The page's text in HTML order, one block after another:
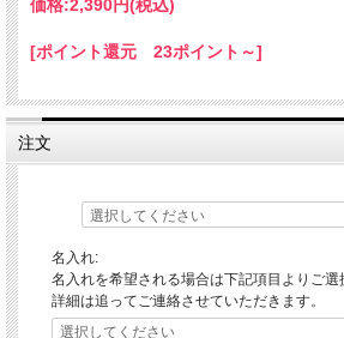
価格:2,390円(税込)
[ポイント還元 23ポイント～]
注文
名入れ:
名入れを希望される場合は下記項目よりご選
詳細は追ってご連絡させていただきます。